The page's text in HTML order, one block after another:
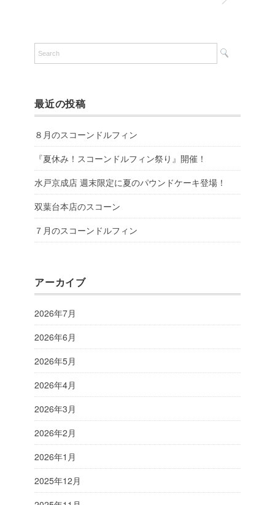
最近の投稿
８月のスコーンドルフィン
『夏休み！スコーンドルフィン祭り』開催！
水戸京成店 週末限定に夏のパウンドケーキ登場！
双葉台本店のスコーン
７月のスコーンドルフィン
アーカイブ
2026年7月
2026年6月
2026年5月
2026年4月
2026年3月
2026年2月
2026年1月
2025年12月